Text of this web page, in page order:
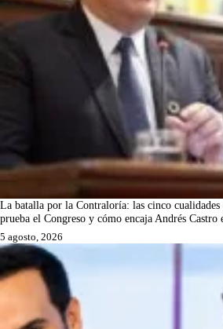
La batalla por la Contraloría: las cinco cualidades
prueba el Congreso y cómo encaja Andrés Castro
5 agosto, 2026